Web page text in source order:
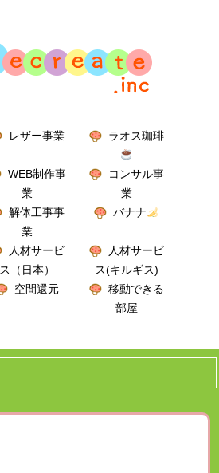
レザー事業 ラオス珈琲
WEB制作事
業
コンサル事
業
解体工事事
業
バナナ
人材サービ
ス（日本）
人材サービ
ス(キルギス)
空間還元
移動できる
部屋